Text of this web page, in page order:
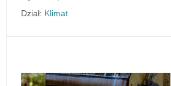
Dział: Klimat